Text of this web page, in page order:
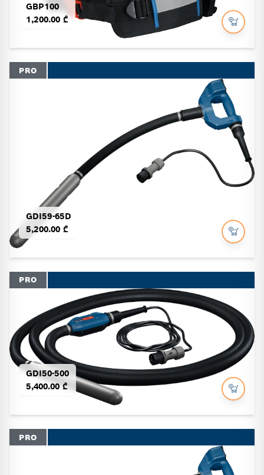
GBP100
1,200.00 ₾
PRO
GDI59-65D
5,200.00 ₾
PRO
GDI50-500
5,400.00 ₾
PRO